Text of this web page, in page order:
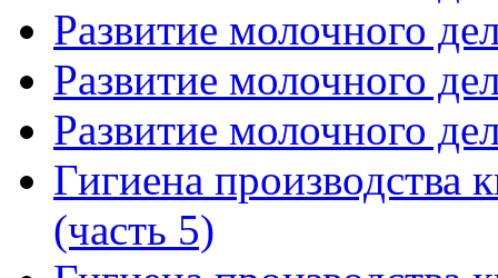
Развитие молочного
Развитие молочного
Развитие молочного
Гигиена производства
(часть 5)